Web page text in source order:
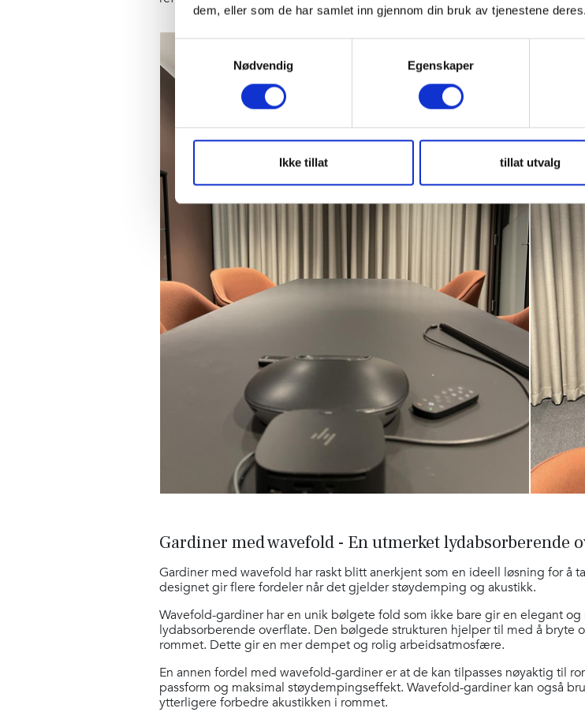
dem, eller som de har samlet inn gjennom din bruk av tjenestene deres.
Nødvendig
Egenskaper
Ikke tillat tillat utvalg
Gardiner med wavefold - En utmerket lydabsorberende
Gardiner med wavefold har raskt blitt anerkjent som en ideell løsning for å
designet gir flere fordeler når det gjelder støydemping og akustikk.
Wavefold-gardiner har en unik bølgete fold som ikke bare gir en elegant
lydabsorberende overflate. Den bølgede strukturen hjelper til med å bryte
rommet. Dette gir en mer dempet og rolig arbeidsatmosfære.
En annen fordel med wavefold-gardiner er at de kan tilpasses nøyaktig til
passform og maksimal støydempingseffekt. Wavefold-gardiner kan også
ytterligere forbedre akustikken i rommet.